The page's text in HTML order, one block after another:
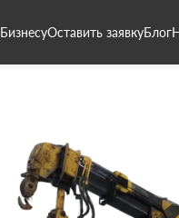
БизнесуОставить заявкуБлог